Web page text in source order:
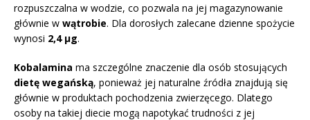
rozpuszczalna w wodzie, co pozwala na jej magazynowanie
głównie w wątrobie. Dla dorosłych zalecane dzienne spożycie
wynosi 2,4 µg.
Kobalamina ma szczególne znaczenie dla osób stosujących
dietę wegańską, ponieważ jej naturalne źródła znajdują się
głównie w produktach pochodzenia zwierzęcego. Dlatego
osoby na takiej diecie mogą napotykać trudności z jej